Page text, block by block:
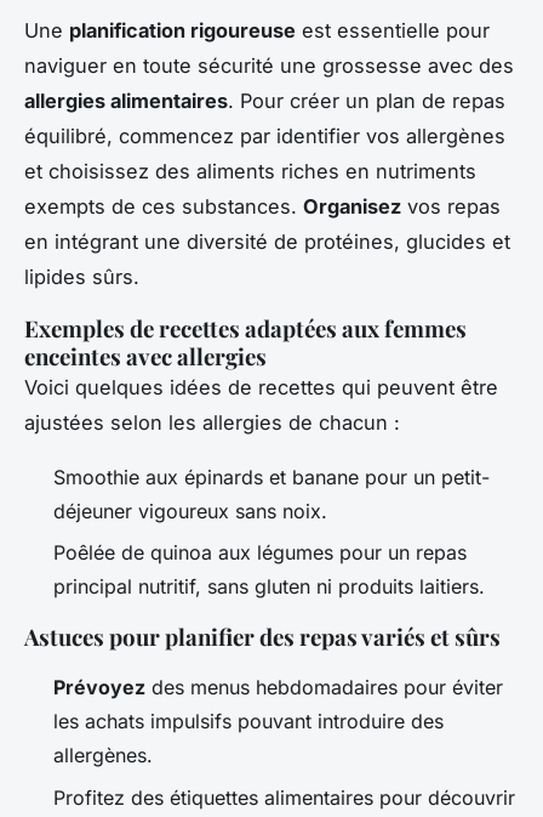
Une planification rigoureuse est essentielle pour
naviguer en toute sécurité une grossesse avec des
allergies alimentaires. Pour créer un plan de repas
équilibré, commencez par identifier vos allergènes
et choisissez des aliments riches en nutriments
exempts de ces substances. Organisez vos repas
en intégrant une diversité de protéines, glucides et
lipides sûrs.
Exemples de recettes adaptées aux femmes
enceintes avec allergies
Voici quelques idées de recettes qui peuvent être
ajustées selon les allergies de chacun :
Smoothie aux épinards et banane pour un petit-
déjeuner vigoureux sans noix.
Poêlée de quinoa aux légumes pour un repas
principal nutritif, sans gluten ni produits laitiers.
Astuces pour planifier des repas variés et sûrs
Prévoyez des menus hebdomadaires pour éviter
les achats impulsifs pouvant introduire des
allergènes.
Profitez des étiquettes alimentaires pour découvrir